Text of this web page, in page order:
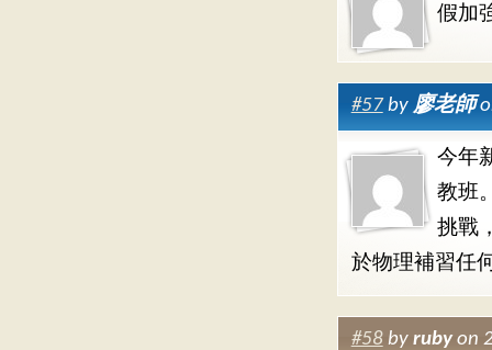
假加
#57by 廖老師
今年
教班
挑戰
於物理補習任
#58by rubyon